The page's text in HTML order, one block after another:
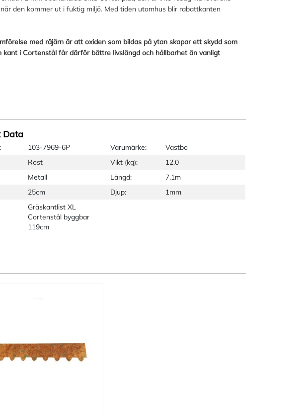
den kommer ut i fuktig miljö. Med tiden utomhus blir rabattkanten
med råjärn är att oxiden som bildas på ytan skapar ett skydd som
kant i Cortenstål får därför bättre livslängd och hållbarhet än vanligt
Data
103-7969-6P Varumärke:
Vastbo
Rost Vikt (kg):
12.0
Metall Längd:
7,1m
25cm Djup:
1mm
Gräskantlist XL
Cortenstål byggbar
119cm